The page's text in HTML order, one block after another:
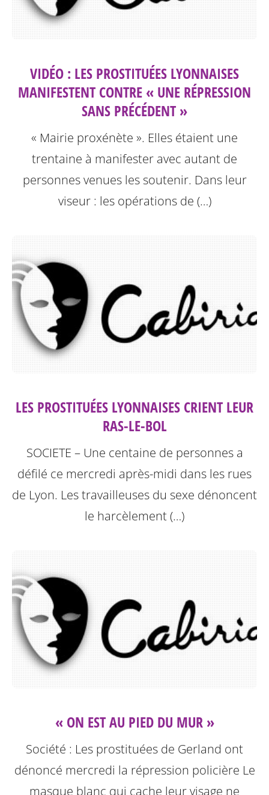
VIDÉO : LES PROSTITUÉES LYONNAISES
MANIFESTENT CONTRE « UNE RÉPRESSION
SANS PRÉCÉDENT »
« Mairie proxénète ». Elles étaient une
trentaine à manifester avec autant de
personnes venues les soutenir. Dans leur
viseur : les opérations de (…)
LES PROSTITUÉES LYONNAISES CRIENT LEUR
RAS-LE-BOL
SOCIETE – Une centaine de personnes a
défilé ce mercredi après-midi dans les rues
de Lyon. Les travailleuses du sexe dénoncent
le harcèlement (…)
« ON EST AU PIED DU MUR »
Société : Les prostituées de Gerland ont
dénoncé mercredi la répression policière Le
masque blanc qui cache leur visage ne